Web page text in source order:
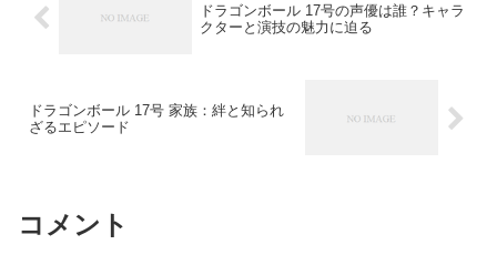
ドラゴンボール 17号の声優は誰？キャラ
クターと演技の魅力に迫る
ドラゴンボール 17号 家族：絆と知られ
ざるエピソード
コメント